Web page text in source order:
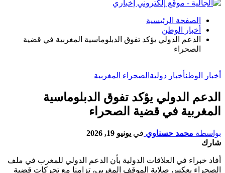
الصفحة الرئيسية
أخبار الوطن
الدعم الدولي يؤكد تفوق الدبلوماسية المغربية في قضية
الصحراء
أخبار الوطنأخبار دولية الصحراء المغربية
الدعم الدولي يؤكد تفوق الدبلوماسية
المغربية في قضية الصحراء
بواسطة محمد حسناوي في يونيو 19, 2026
شارك
أفاد خبراء في العلاقات الدولية بأن الدعم الدولي للمغرب في ملف
الصحراء يعكس صلابة الموقف المغربي، تزامنا مع تحركات قضية